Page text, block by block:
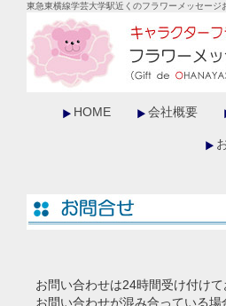
東急東横線学芸大学駅近くのフラワーメッセージ
HOME 会社概要
お問い合わせは24時間受け付け
お問い合わせが混み合っている